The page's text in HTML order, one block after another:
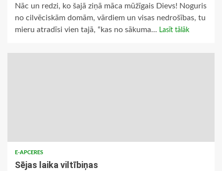
Nāc un redzi, ko šajā ziņā māca mūžīgais Dievs! Noguris
no cilvēciskām domām, vārdiem un visas nedrošības, tu
mieru atradīsi vien tajā, “kas no sākuma... Lasīt tālāk
E-APCERES
Sējas laika viltībiņas